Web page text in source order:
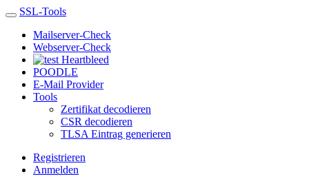
SSL-Tools
Mailserver-Check
Webserver-Check
Heartbleed
POODLE
E-Mail Provider
Tools
Zertifikat decodieren
CSR decodieren
TLSA Eintrag generieren
Registrieren
Anmelden